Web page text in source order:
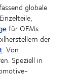
globale
für OEMs
der
. Von
Speziell in